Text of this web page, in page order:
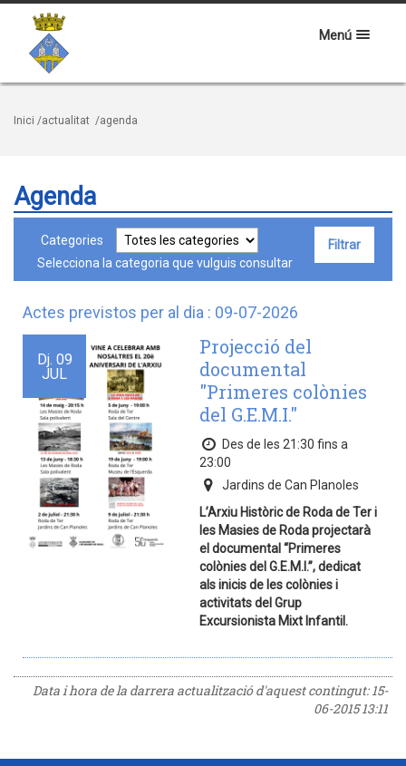
Menú
Inici /actualitat /agenda
Agenda
Categories
Selecciona la categoria que vulguis consultar
Actes previstos per al dia : 09-07-2026
Dj. 09
JUL
Projecció del
documental
"Primeres colònies
del G.E.M.I."
Des de les 21:30 fins a
23:00
Jardins de Can Planoles
L’Arxiu Històric de Roda de Ter i
les Masies de Roda projectarà
el documental “Primeres
colònies del G.E.M.I.”, dedicat
als inicis de les colònies i
activitats del Grup
Excursionista Mixt Infantil.
Data i hora de la darrera actualització d'aquest contingut:15-
06-2015 13:11